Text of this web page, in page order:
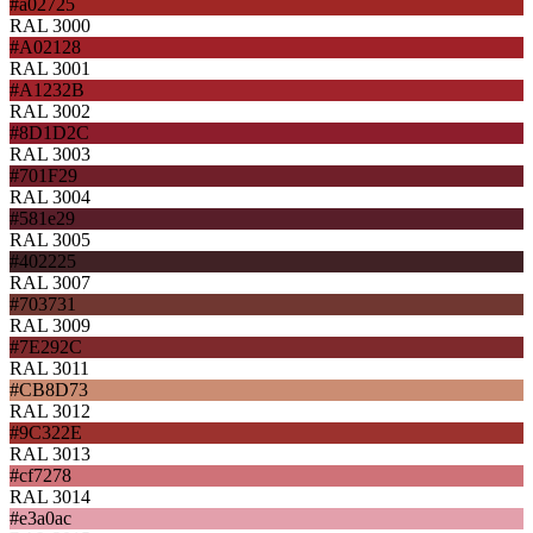
RAL 3000
#A02128
RAL 3001
#A1232B
RAL 3002
#8D1D2C
RAL 3003
#701F29
RAL 3004
#581e29
RAL 3005
#402225
RAL 3007
#703731
RAL 3009
#7E292C
RAL 3011
#CB8D73
RAL 3012
#9C322E
RAL 3013
#cf7278
RAL 3014
#e3a0ac